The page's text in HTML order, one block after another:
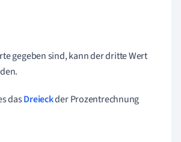
gegeben sind, kann der dritte Wert
dasDreieckder Prozentrechnung